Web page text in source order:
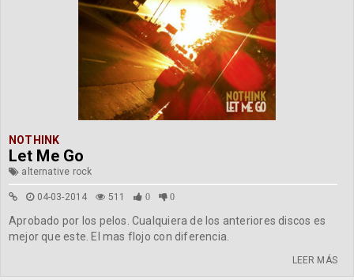
NOTHINK
Let Me Go
alternative rock
04-03-2014 511 0 0
Aprobado por los pelos. Cualquiera de los anteriores discos es
mejor que este. El mas flojo con diferencia.
LEER MÁS